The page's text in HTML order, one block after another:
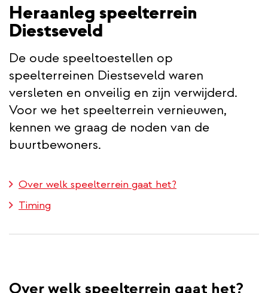
Heraanleg speelterrein
Diestseveld
De oude speeltoestellen op
speelterreinen Diestseveld waren
versleten en onveilig en zijn verwijderd.
Voor we het speelterrein vernieuwen,
kennen we graag de noden van de
buurtbewoners.
Over welk speelterrein gaat het?
Timing
Over welk speelterrein gaat het?